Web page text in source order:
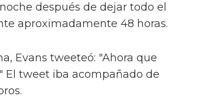
después de dejar todo el
aproximadamente 48 horas.
Evans tweeteó: "Ahora que
El tweet iba acompañado de